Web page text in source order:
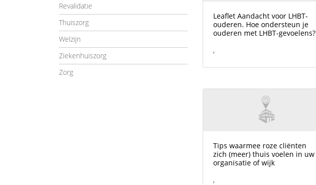
Revalidatie
Thuiszorg
Welzijn
Ziekenhuiszorg
Zorg
Leaflet Aandacht voor LHBT-
ouderen. Hoe ondersteun je
ouderen met LHBT-gevoelens?
,
Tips waarmee roze cliënten
zich (meer) thuis voelen in uw
organisatie of wijk
,